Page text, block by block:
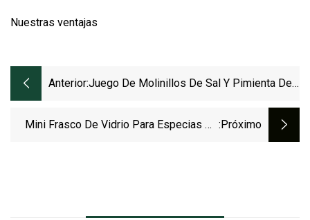
Nuestras ventajas
Anterior:Juego De Molinillos De Sal Y Pimienta De
Mini Frasco De Vidrio Para Especias De :próximo